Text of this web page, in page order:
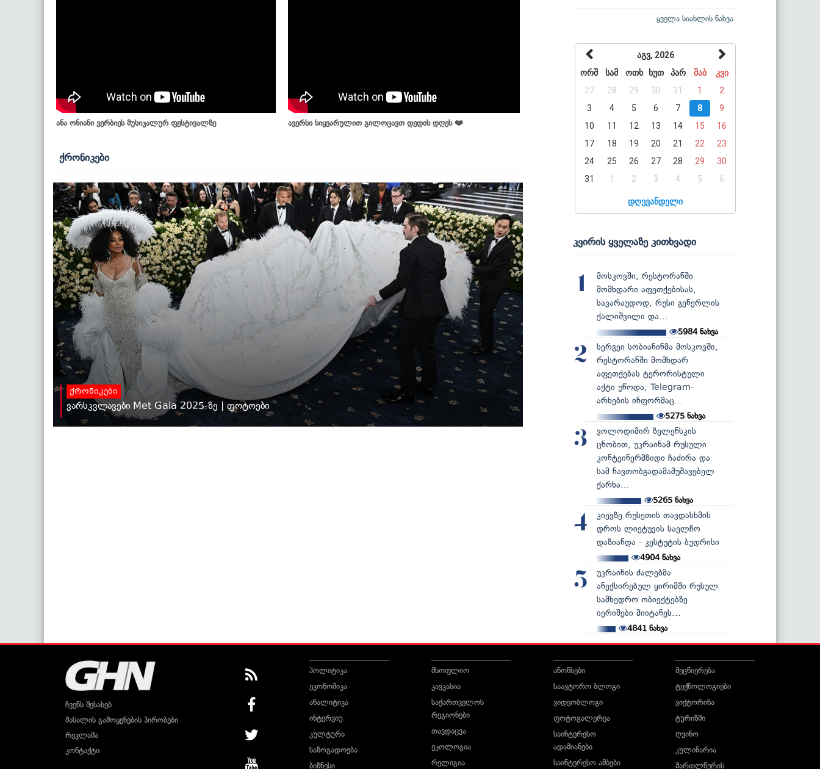
ანა ონიანი ვერბიეს მუსიკალურ ფესტივალზე ავერსი სიყვარულით გილოცავთ დედის დღეს ❤️
ქრონიკები
ქრონიკები
ვარსკვლავები Met Gala 2025-ზე | ფოტოები
ყველა სიახლის ნახვა
აგვ, 2026
ორშ
სამ ოთხ ხუთ პარ შაბ
კვი
27
28 29 30 31 1
2
3
4 5 6 7 8
9
10
11 12 13 14 15
16
17
18 19 20 21 22
23
24
25 26 27 28 29
30
31
1 2 3 4 5 6
დღევანდელი
კვირის ყველაზე კითხვადი
1
მოსკოვში, რესტორანში
მომხდარი აფეთქებისას,
სავარაუდოდ, რუსი გენერლის
ქალიშვილი და...
5984ნახვა
2
სერგეი სობიანინმა მოსკოვში,
რესტორანში მომხდარ
აფეთქებას ტერორისტული
აქტი უწოდა, Telegram-
არხების ინფორმაც...
5275 ნახვა
3
ვოლოდიმირ ზელენსკის
ცნობით, უკრაინამ რუსული
კონტეინერმზიდი ჩაძირა და
სამ ნავთობგადამამუშავებელ
ქარხა...
5265ნახვა
4
კიევზე რუსეთის თავდასხმის
დროს ლიეტუვის საელჩო
დაზიანდა - კესტუტის ბუდრისი
4904ნახვა
5
უკრაინის ძალებმა
ანექსირებულ ყირიმში რუსულ
სამხედრო ობიექტებზე
იერიშები მიიტანეს...
4841 ნახვა
ჩვენს შესახებ
მასალის გამოყენების პირობები
რეკლამა
კონტაქტი
პოლიტიკა
ეკონომიკა
ანალიტიკა
ინტერვიუ
კულტურა
საზოგადოება
ბიზნესი
მსოფლიო
კავკასია
საქართველოს
რეგიონები
თავდაცვა
ეკოლოგია
რელიგია
ანონსები
საავტორო ბლოგი
ვიდეობლოგი
ფოტოგალერეა
საინტერესო
ადამიანები
საინტერესო ამბები
მეცნიერება
ტექნოლოგიები
ვიქტორინა
ტურიზმი
ღვინო
კულინარია
მართლწერის